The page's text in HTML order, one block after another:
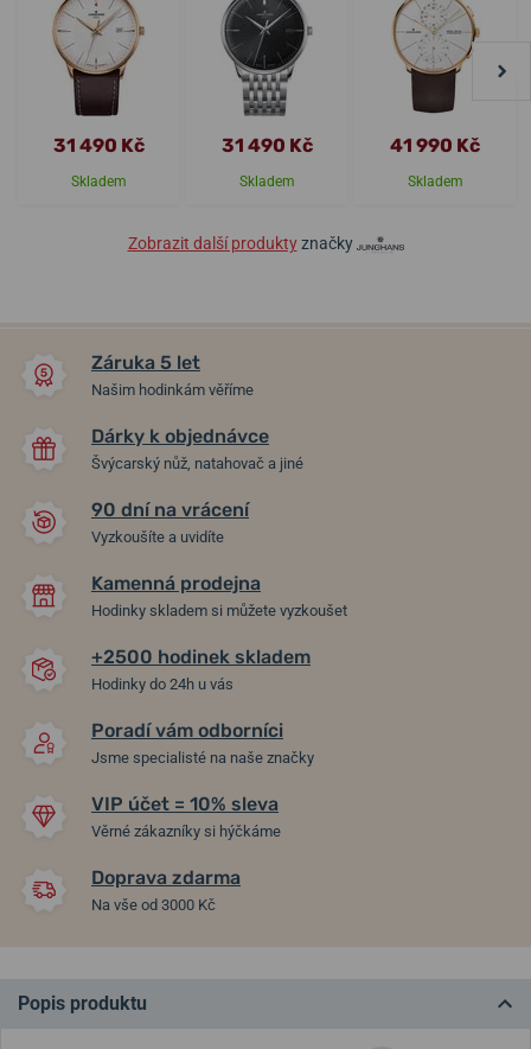
31 490 Kč
Skladem
31 490 Kč
Skladem
41 990 Kč
Skladem
Zobrazit další produktyznačky
Záruka 5 let
Našim hodinkám věříme
Dárky k objednávce
Švýcarský nůž, natahovač a jiné
90 dní na vrácení
Vyzkoušíte a uvidíte
Kamenná prodejna
Hodinky skladem si můžete vyzkoušet
+2500 hodinek skladem
Hodinky do 24h u vás
Poradí vám odborníci
Jsme specialisté na naše značky
VIP účet = 10% sleva
Věrné zákazníky si hýčkáme
Doprava zdarma
Na vše od 3000 Kč
Popis produktu